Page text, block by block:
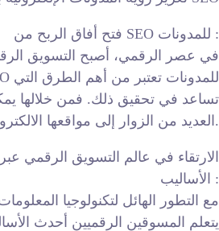
فتح أفاق الربح من SEO للمدونات :
في عصر الرقمي، أصبح التسويق
تساعد في تحقيق ذلك. فمن خلالها
العديد من الزوار إلى مواقعها الالكترونية.
الارتقاء في عالم التسويق الرقمي
الأساليب :
مع التطور الهائل لتكنولوجيا
يتعلم المسوقين الرقميين أحدث